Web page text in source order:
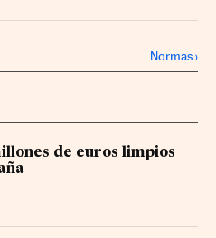
Twitter
Normas›
de euros limpios